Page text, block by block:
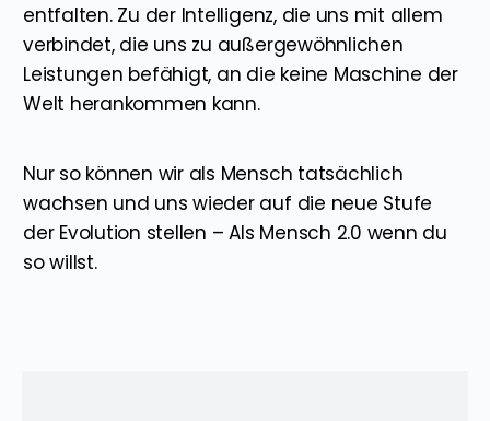
entfalten. Zu der Intelligenz, die uns mit allem
verbindet, die uns zu außergewöhnlichen
Leistungen befähigt, an die keine Maschine der
Welt herankommen kann.
Nur so können wir als Mensch tatsächlich
wachsen und uns wieder auf die neue Stufe
der Evolution stellen – Als Mensch 2.0 wenn du
so willst.